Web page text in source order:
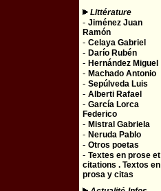
Littérature
- Jiménez Juan
Ramón
- Celaya Gabriel
- Darío Rubén
- Hernández Miguel
- Machado Antonio
- Sepúlveda Luis
- Alberti Rafael
- García Lorca
Federico
- Mistral Gabriela
- Neruda Pablo
- Otros poetas
- Textes en prose et
citations . Textos en
prosa y citas